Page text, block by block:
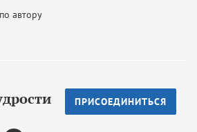
автору
ПРИСОЕДИНИТЬСЯ